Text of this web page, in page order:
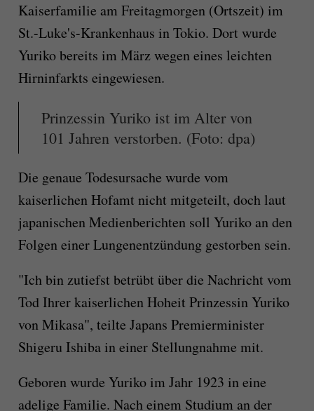
Kaiserfamilie am Freitagmorgen (Ortszeit) im
St.-Luke's-Krankenhaus in Tokio. Dort wurde
Yuriko bereits im März wegen eines leichten
Hirninfarkts eingewiesen.
Prinzessin Yuriko ist im Alter von
101 Jahren verstorben. (Foto: dpa)
Die genaue Todesursache wurde vom
kaiserlichen Hofamt nicht mitgeteilt, doch laut
japanischen Medienberichten soll Yuriko an den
Folgen einer Lungenentzündung gestorben sein.
"Ich bin zutiefst betrübt über die Nachricht vom
Tod Ihrer kaiserlichen Hoheit Prinzessin Yuriko
von Mikasa", teilte Japans Premierminister
Shigeru Ishiba in einer Stellungnahme mit.
Geboren wurde Yuriko im Jahr 1923 in eine
adelige Familie. Nach einem Studium an der